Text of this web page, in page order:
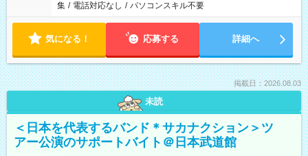
集 / 電話対応なし / パソコンスキル不要
気になる！ 応募する 詳細へ
掲載日：2026.08.03
未読
＜日本を代表するバンド＊サカナクション＞ツ
アー公演のサポートバイト＠日本武道館